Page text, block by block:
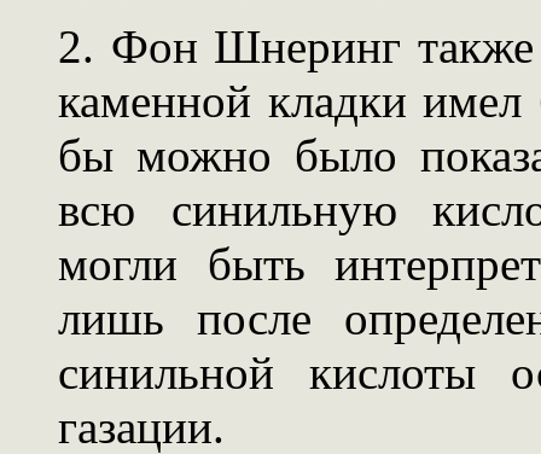
2. Фон Шнеринг также
каменной кладки имел
бы можно было
всю синильную
могли быть
лишь после
синильной кислоты
газации.